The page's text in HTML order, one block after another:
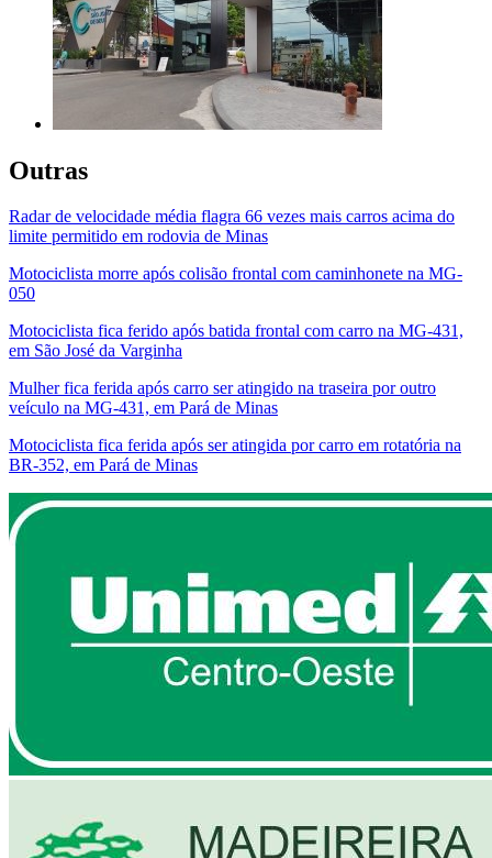
Outras
Radar de velocidade média flagra 66 vezes mais carros acima do
limite permitido em rodovia de Minas
Motociclista morre após colisão frontal com caminhonete na MG-
050
Motociclista fica ferido após batida frontal com carro na MG-431,
em São José da Varginha
Mulher fica ferida após carro ser atingido na traseira por outro
veículo na MG-431, em Pará de Minas
Motociclista fica ferida após ser atingida por carro em rotatória na
BR-352, em Pará de Minas